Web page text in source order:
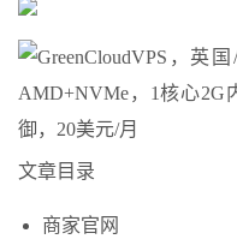
文章目录
商家官网